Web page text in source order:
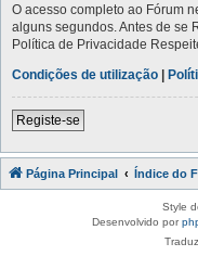
O acesso completo ao Fórum
alguns segundos. Antes de se
Política de Privacidade
Condições de utilização |
Registe-se
Página Principal Índice do
Style
Desenvolvido por